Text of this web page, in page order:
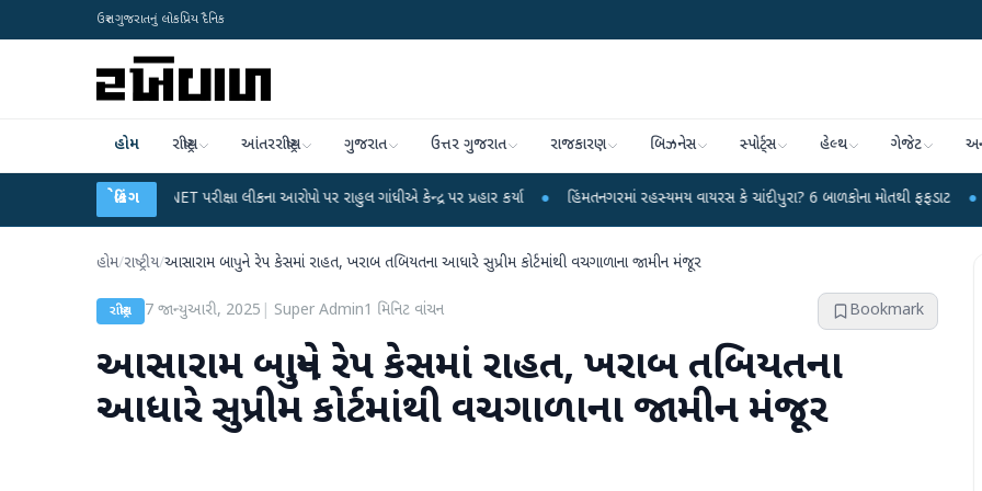
ઉત્તર ગુજરાતનું લોકપ્રિય દૈનિક
હોમ રાષ્ટ્રીય આંતરરાષ્ટ્રીય ગુજરાત ઉત્તર ગુજરાત રાજકારણ બિઝનેસ સ્પોર્ટ્સ હેલ્થ ગેજેટ
બ્રેકિંગ
UGC-NET પરીક્ષા લીકના આરોપો પર રાહુલ ગાંધીએ કેન્દ્ર પર પ્રહાર કર્યા ● હિંમતનગરમાં રહસ્યમય વાયરસ કે ચાંદીપુરા? 6 બાળકોના મોતથી ફફડાટ ● હવામાન
હોમ/રાષ્ટ્રીય/આસારામ બાપુને રેપ કેસમાં રાહત, ખરાબ તબિયતના આધારે સુપ્રીમ કોર્ટમાંથી વચગાળાના જામીન મંજૂર
રાષ્ટ્રીય 7 જાન્યુઆરી, 2025 Super Admin1 મિનિટ વાંચન Bookmark
આસારામ બાપુને રેપ કેસમાં રાહત, ખરાબ તબિયતના
આધારે સુપ્રીમ કોર્ટમાંથી વચગાળાના જામીન મંજૂર